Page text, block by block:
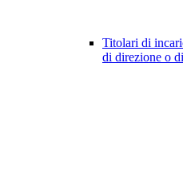
Titolari di
di direzione o